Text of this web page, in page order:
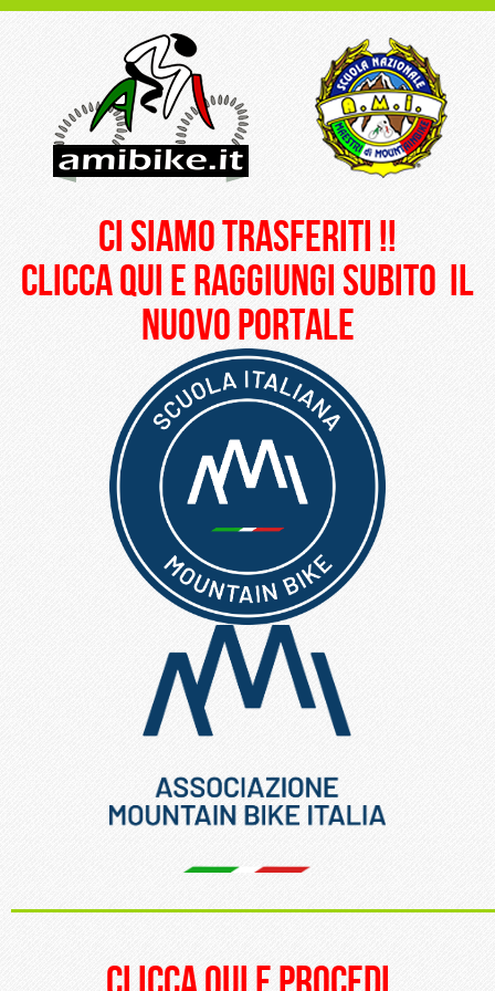
ci siamo trasferiti !!
clicca qui e raggiungi subito il
nuovo portale